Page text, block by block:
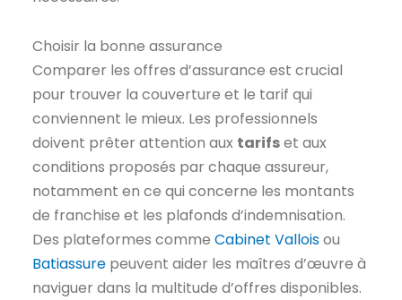
Choisir la bonne assurance
Comparer les offres d’assurance est crucial
pour trouver la couverture et le tarif qui
conviennent le mieux. Les professionnels
doivent prêter attention aux tarifset aux
conditions proposés par chaque assureur,
notamment en ce qui concerne les montants
de franchise et les plafonds d’indemnisation.
Des plateformes commeCabinet Valloisou
Batiassure peuvent aider les maîtres d’œuvre à
naviguer dans la multitude d’offres disponibles.